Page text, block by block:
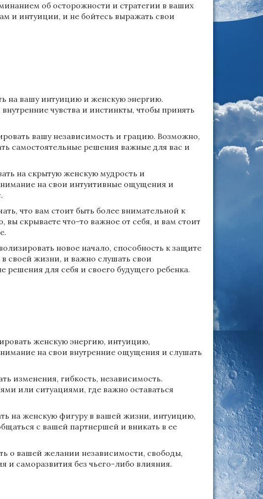
об осторожности и стратегии в ваших
и интуиции, и не бойтесь выражать свои
на вашу интуицию и женскую энергию.
чувства и инстинкты, чтобы принять
вашу независимость и грацию. Возможно,
самостоятельные решения важные для вас и
на скрытую женскую мудрость и
на свои интуитивные ощущения и
что вам стоит быть более внимательной к
скрываете что-то важное от себя, и вам стоит
новое начало, способность к защите
своей жизни, и важно слушать свои
для себя и своего будущего ребенка.
женскую энергию, интуицию,
на свои внутренние ощущения и слушать
изменения, гибкость, независимость.
или ситуациями, где важно оставаться
на женскую фигуру в вашей жизни, интуицию,
с вашей партнершей и вникать в ее
о вашей желании независимости, свободы,
и саморазвития без чьего-либо влияния.